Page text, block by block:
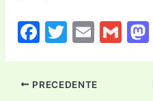
F
c
T
itt
E
ai
G
PRECEDENTE